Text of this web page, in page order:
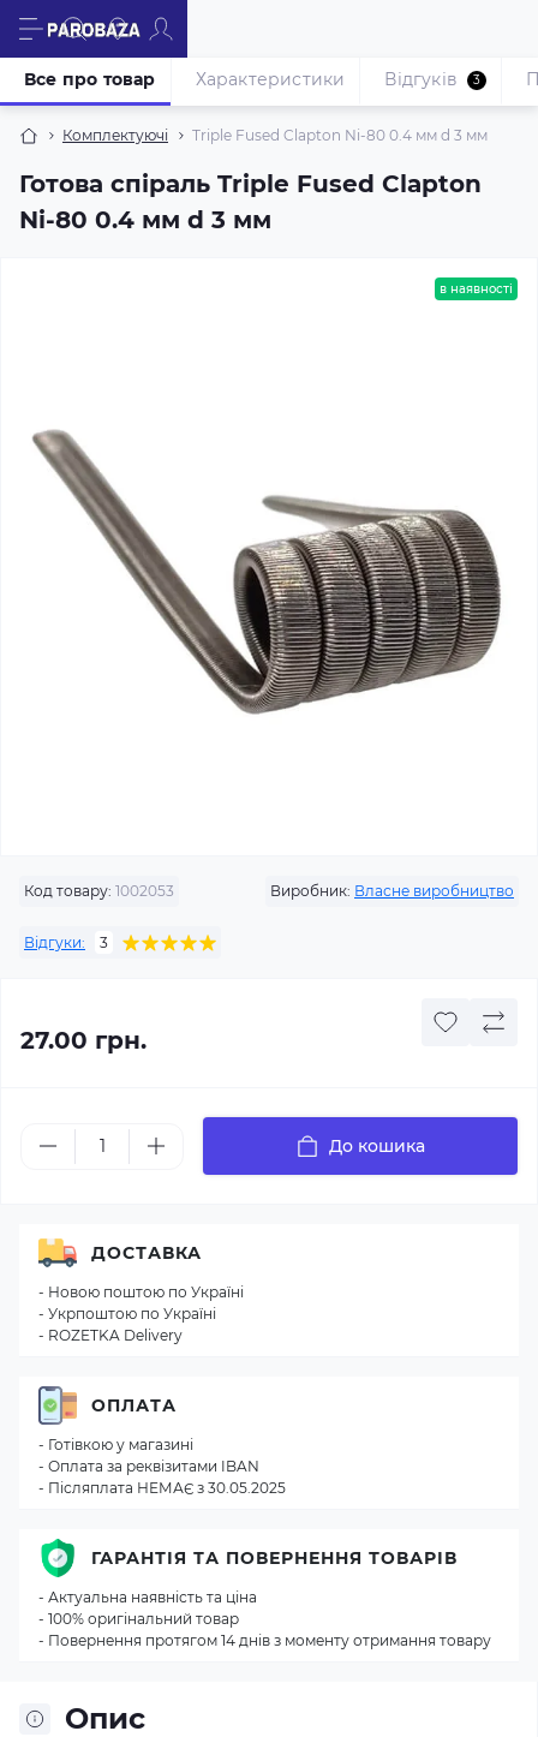
Комплектуючі Triple Fused Clapton Ni-80 0.4 мм d 3 мм
Готова спіраль Triple Fused Clapton
Ni-80 0.4 мм d 3 мм
Все про товар Характеристики Відгуків 3
в наявності
Код товару: 1002053 Виробник: Власне виробництво
Відгуки: 3
27.00 грн.
До кошика
Опис
ДОСТАВКА
- Новою поштою по Україні
- Укрпоштою по Україні
- ROZETKA Delivery
ОПЛАТА
- Готівкою у магазині
- Оплата за реквізитами IBAN
- Післяплата НЕМАЄ з 30.05.2025
ГАРАНТІЯ ТА ПОВЕРНЕННЯ ТОВАРІВ
- Актуальна наявність та ціна
- 100% оригінальний товар
- Повернення протягом 14 днів з моменту отримання товару